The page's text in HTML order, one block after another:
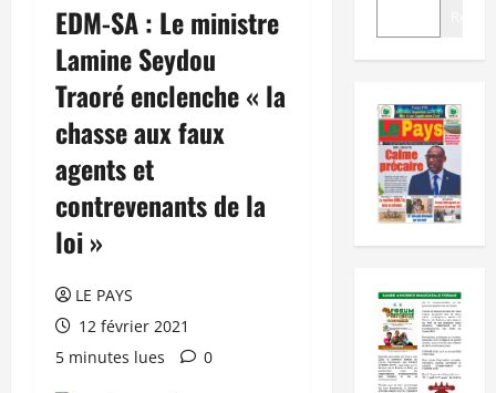
EDM-SA : Le ministre
Lamine Seydou
Traoré enclenche « la
chasse aux faux
agents et
contrevenants de la
loi »
LE PAYS
12 février 2021
5 minutes lues
0